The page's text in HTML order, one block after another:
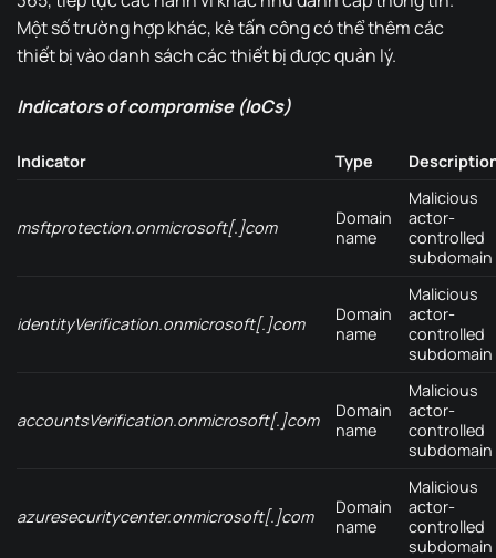
Một số trường hợp khác, kẻ tấn công có thể thêm các
thiết bị vào danh sách các thiết bị được quản lý.
Indicators of compromise (IoCs)
Indicator Type
msftprotection.onmicrosoft[.]com
Domain
name
Malicious
actor-
controlled
subdomain
identityVerification.onmicrosoft[.]com
Domain
name
Malicious
actor-
controlled
subdomain
accountsVerification.onmicrosoft[.]com
Domain
name
Malicious
actor-
controlled
subdomain
azuresecuritycenter.onmicrosoft[.]com
Domain
name
Malicious
actor-
controlled
subdomain